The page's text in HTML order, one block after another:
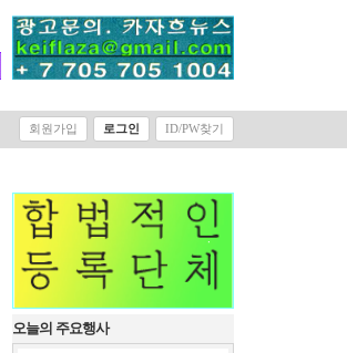
회원가입 로그인 ID/PW찾기
오늘의 주요행사